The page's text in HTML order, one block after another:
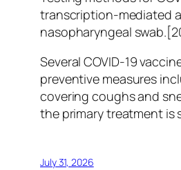
transcription-mediated
nasopharyngeal
Several COVID-19
preventive measures
covering coughs and
the primary treatment is
July 31, 2026